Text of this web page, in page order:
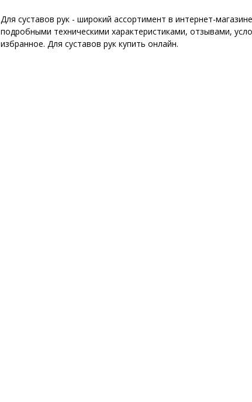
Для суставов рук - широкий ассортимент в интернет-
подробными техническими характеристиками, отзывами,
избранное. Для суставов рук купить онлайн.